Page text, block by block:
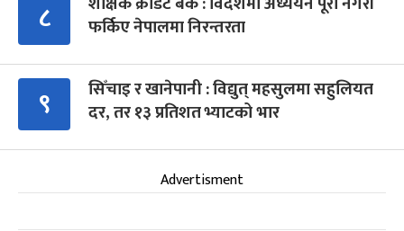
८
फर्किए नेपालमा निरन्तरता
९
सिँचाइ र खानेपानी : विद्युत् महसुलमा सहुलियत
दर, तर १३ प्रतिशत भ्याटको भार
Advertisment